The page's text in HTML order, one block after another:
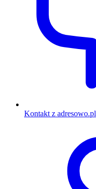
Kontakt z adresowo.pl